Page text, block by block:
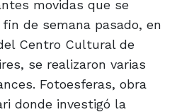
movidas que se
de semana pasado, en
Centro Cultural de
se realizaron varias
Fotoesferas, obra
donde investigó la